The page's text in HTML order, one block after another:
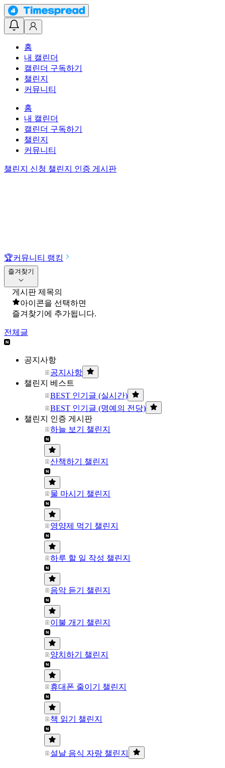
홈
내 캘린더
캘린더 구독하기
챌린지
커뮤니티
홈
내 캘린더
캘린더 구독하기
챌린지
커뮤니티
챌린지 신청 챌린지 인증 게시판
🏆커뮤니티 랭킹
즐겨찾기
게시판 제목의
아이콘을 선택하면
즐겨찾기에 추가됩니다.
전체글
공지사항
공지사항
챌린지 베스트
BEST 인기글 (실시간)
BEST 인기글 (명예의 전당)
챌린지 인증 게시판
하늘 보기 챌린지
산책하기 챌린지
물 마시기 챌린지
영양제 먹기 챌린지
하루 할 일 작성 챌린지
음악 듣기 챌린지
이불 개기 챌린지
양치하기 챌린지
휴대폰 줄이기 챌린지
책 읽기 챌린지
설날 음식 자랑 챌린지